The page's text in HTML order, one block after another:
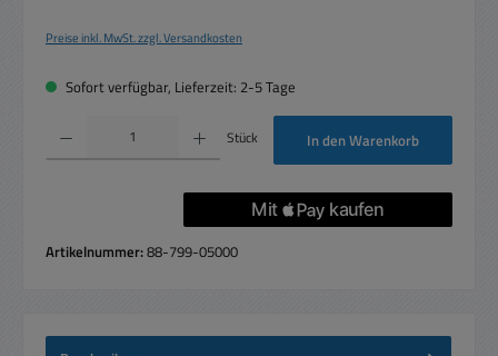
Preise inkl. MwSt. zzgl. Versandkosten
Sofort verfügbar, Lieferzeit: 2-5 Tage
Produkt Anzahl: Gib den gewünschten Wert ein oder benutze die Schaltflächen um
Stück In den Warenkorb
Artikelnummer:88-799-05000